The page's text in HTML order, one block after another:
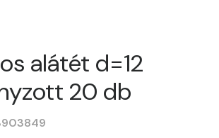
alátét d=12
20 db